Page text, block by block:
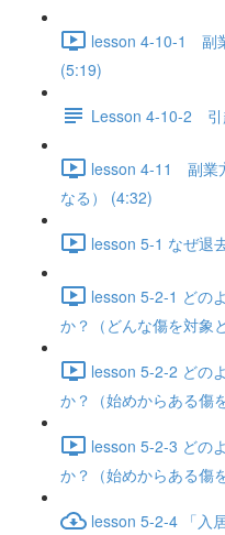
lesson 4-10-1 副
(5:19)
Lesson 4-10-2 引
lesson 4-11 副業
なる） (4:32)
lesson 5-1 なぜ退
lesson 5-2-1 どの
か？（どんな傷を対象
lesson 5-2-2 どの
か？（始めからある傷
lesson 5-2-3 どの
か？（始めからある傷
lesson 5-2-4 「入